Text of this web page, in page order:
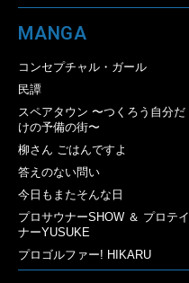
MANGA
コンセプチャル・ガール
民譚
スペアタウン 〜つくろう自分だ
けの予備の街〜
柳さん ごはんですよ
答えのない問い
今日もまたそんな日
プロサウナーSHOW ＆ プロテイ
ナーYUSUKE
プロゴルファー! HIKARU